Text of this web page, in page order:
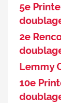
5e
2e
Lemmy
10e